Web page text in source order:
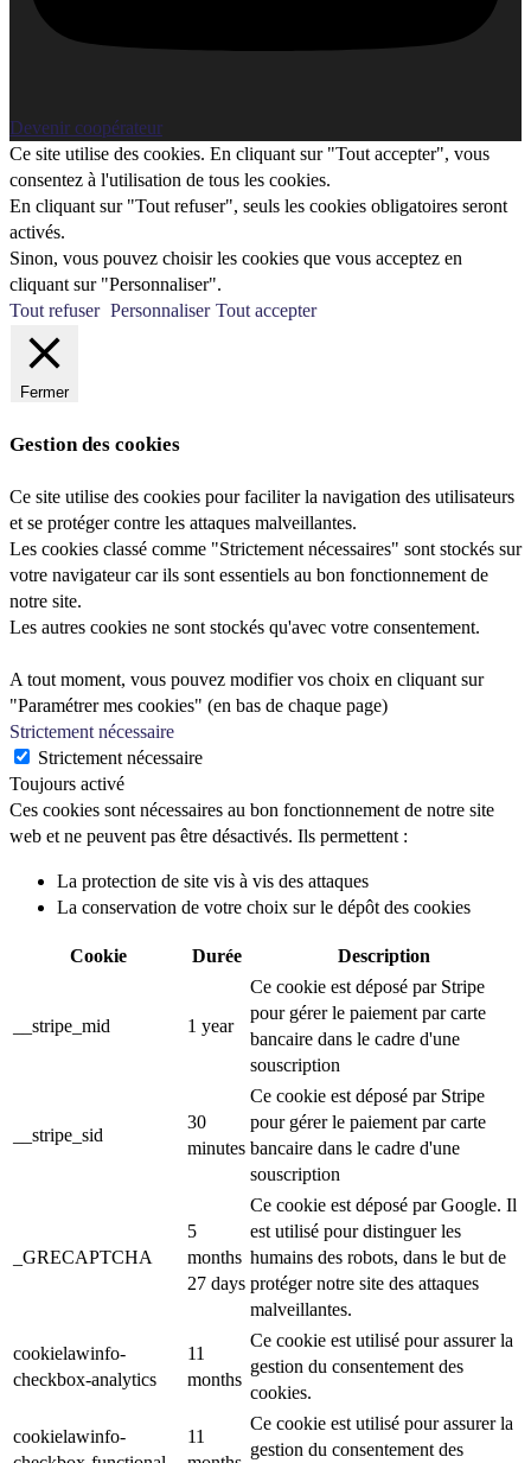
Devenir coopérateur
Ce site utilise des cookies. En cliquant sur "Tout accepter", vous
consentez à l'utilisation de tous les cookies.
En cliquant sur "Tout refuser", seuls les cookies obligatoires seront
activés.
Sinon, vous pouvez choisir les cookies que vous acceptez en
cliquant sur "Personnaliser".
Tout refuser Personnaliser Tout accepter
Fermer
Gestion des cookies
Ce site utilise des cookies pour faciliter la navigation des utilisateurs
et se protéger contre les attaques malveillantes.
Les cookies classé comme "Strictement nécessaires" sont stockés sur
votre navigateur car ils sont essentiels au bon fonctionnement de
notre site.
Les autres cookies ne sont stockés qu'avec votre consentement.
A tout moment, vous pouvez modifier vos choix en cliquant sur
"Paramétrer mes cookies" (en bas de chaque page)
Strictement nécessaire
Strictement nécessaire
Toujours activé
Ces cookies sont nécessaires au bon fonctionnement de notre site
web et ne peuvent pas être désactivés. Ils permettent :
La protection de site vis à vis des attaques
La conservation de votre choix sur le dépôt des cookies
Cookie Durée Description
__stripe_mid 1 year
Ce cookie est déposé par Stripe
pour gérer le paiement par carte
bancaire dans le cadre d'une
souscription
__stripe_sid
30
minutes
Ce cookie est déposé par Stripe
pour gérer le paiement par carte
bancaire dans le cadre d'une
souscription
_GRECAPTCHA
5
months
27 days
Ce cookie est déposé par Google. Il
est utilisé pour distinguer les
humains des robots, dans le but de
protéger notre site des attaques
malveillantes.
cookielawinfo-
checkbox-analytics
11
months
Ce cookie est utilisé pour assurer la
gestion du consentement des
cookies.
cookielawinfo-
11
Ce cookie est utilisé pour assurer la
gestion du consentement des